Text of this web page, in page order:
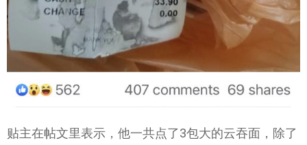
贴主在帖文里表示，他一共点了3包大的云吞面，除了